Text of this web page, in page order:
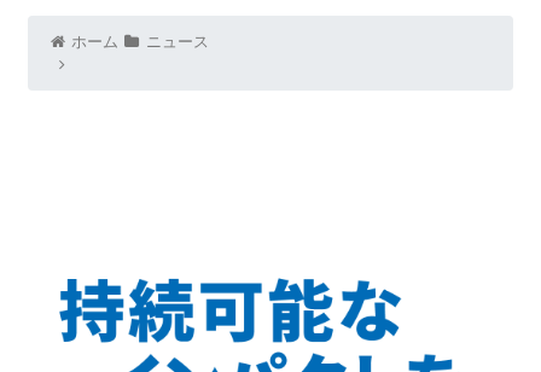
ホーム ニュース